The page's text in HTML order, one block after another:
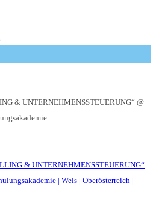
& UNTERNEHMENSSTEUERUNG“ @